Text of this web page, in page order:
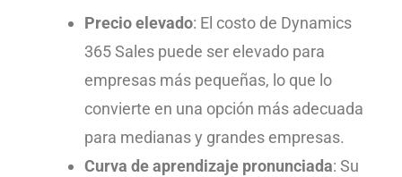
Precio elevado: El costo de Dynamics
365 Sales puede ser elevado para
empresas más pequeñas, lo que lo
convierte en una opción más adecuada
para medianas y grandes empresas.
Curva de aprendizaje pronunciada: Su